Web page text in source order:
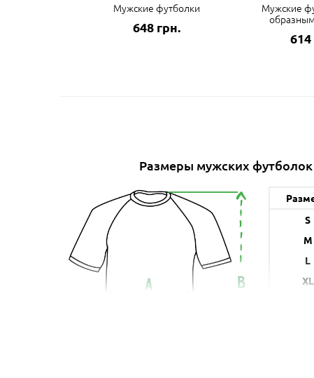
Мужские футболки
648 грн.
Мужские
614
Размеры мужских футболок
S
M
L
XL